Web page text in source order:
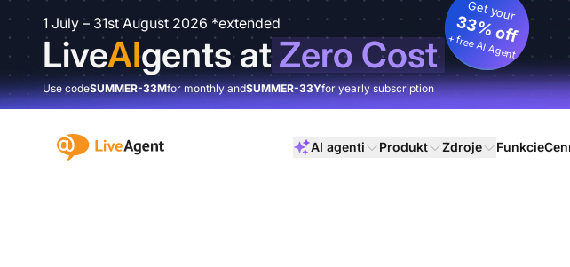
1 July – 31st August 2026 *extended
LiveAIgents atZero Cost
Get your
33% off
+ free AI Agent
Use codeSUMMER-33Mfor monthly andSUMMER-33Yfor yearly subscription
:site.title AI agenti Produkt Zdroje Funkcie